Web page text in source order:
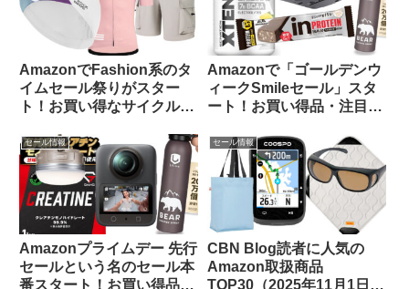
AmazonでFashion系のタ
イムセール祭りがスター
ト！お買い得なサイクルウ
ました
Amazonで「ゴールデンウ
ィークSmileセール」スタ
ート！お買い得品・注目品
ップしてご紹介します
セール情報
Amazonプライムデー 先行
セールという名のセール本
番スタート！お買い得品を
セール情報
CBN Blog読者に人気の
Amazon取扱商品
TOP30（2025年11月1日